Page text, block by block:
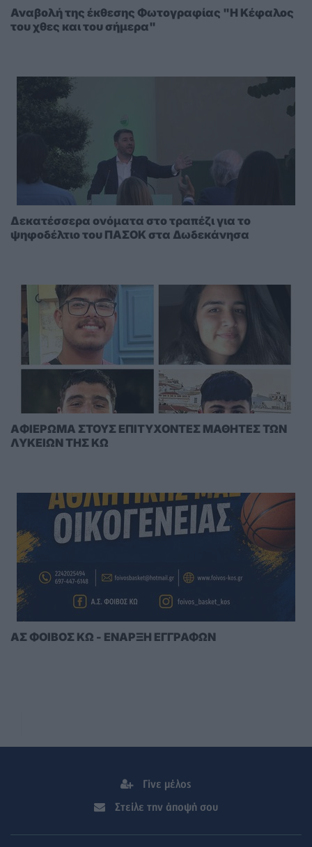
Αναβολή της έκθεσης Φωτογραφίας "Η Κέφαλος
του χθες και του σήμερα"
Δεκατέσσερα ονόματα στο τραπέζι για το
ψηφοδέλτιο του ΠΑΣΟΚ στα Δωδεκάνησα
AΦΙΕΡΩΜΑ ΣΤΟΥΣ ΕΠΙΤΥΧΟΝΤΕΣ ΜΑΘΗΤΕΣ ΤΩΝ
ΛΥΚΕΙΩΝ ΤΗΣ ΚΩ
ΑΣ ΦΟΙΒΟΣ ΚΩ - ΕΝΑΡΞΗ ΕΓΓΡΑΦΩΝ
Γίνε μέλος
Στείλε την άποψή σου